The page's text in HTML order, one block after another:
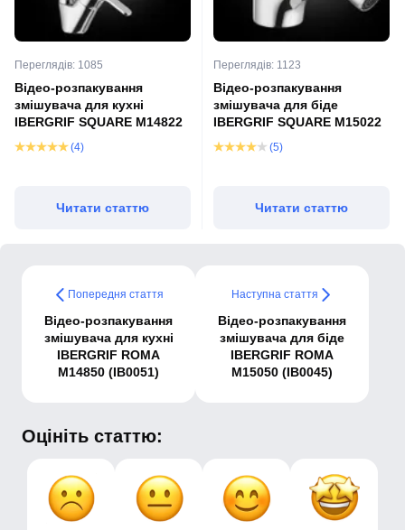
Переглядів: 1085
Відео-розпакування
змішувача для кухні
IBERGRIF SQUARE M14822
(4)
Читати статтю
Переглядів: 1123
Відео-розпакування
змішувача для біде
IBERGRIF SQUARE M15022
(5)
Читати статтю
Попередня стаття
Відео-розпакування
змішувача для кухні
IBERGRIF ROMA
M14850 (IB0051)
Наступна стаття
Відео-розпакування
змішувача для біде
IBERGRIF ROMA
M15050 (IB0045)
Оцініть статтю: